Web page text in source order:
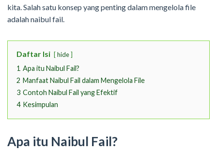
kita. Salah satu konsep yang penting dalam mengelola file
adalah naibul fail.
Daftar Isi hide
1 Apa itu Naibul Fail?
2 Manfaat Naibul Fail dalam Mengelola File
3 Contoh Naibul Fail yang Efektif
4 Kesimpulan
Apa itu Naibul Fail?